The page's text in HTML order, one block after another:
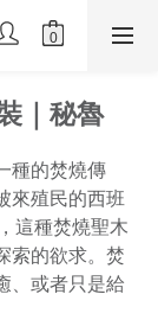
｜秘魯
種的焚燒傳
來殖民的西班
這種焚燒聖木
索的欲求。焚
、或者只是給